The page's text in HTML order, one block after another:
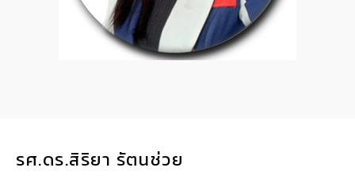
รศ.ดร.สิริยา รัตนช่วย